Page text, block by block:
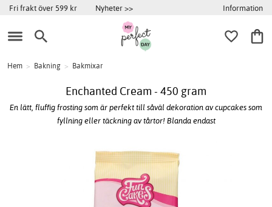
Fri frakt över 599 kr Nyheter >> Information
Hem > Bakning > Bakmixar
Enchanted Cream - 450 gram
En lätt, fluffig frosting som är perfekt till såväl dekoration av cupcakes som
fyllning eller täckning av tårtor! Blanda endast